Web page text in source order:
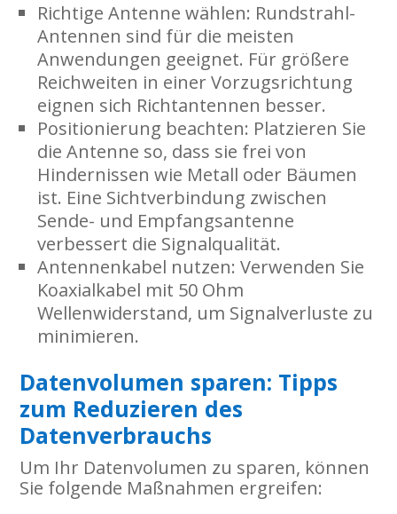
Richtige Antenne wählen: Rundstrahl-
Antennen sind für die meisten
Anwendungen geeignet. Für größere
Reichweiten in einer Vorzugsrichtung
eignen sich Richtantennen besser.
Positionierung beachten: Platzieren Sie
die Antenne so, dass sie frei von
Hindernissen wie Metall oder Bäumen
ist. Eine Sichtverbindung zwischen
Sende- und Empfangsantenne
verbessert die Signalqualität.
Antennenkabel nutzen: Verwenden Sie
Koaxialkabel mit 50 Ohm
Wellenwiderstand, um Signalverluste zu
minimieren.
Datenvolumen sparen: Tipps
zum Reduzieren des
Datenverbrauchs
Um Ihr Datenvolumen zu sparen, können
Sie folgende Maßnahmen ergreifen: